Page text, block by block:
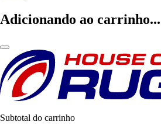
Adicionando ao carrinho...
Subtotal do carrinho